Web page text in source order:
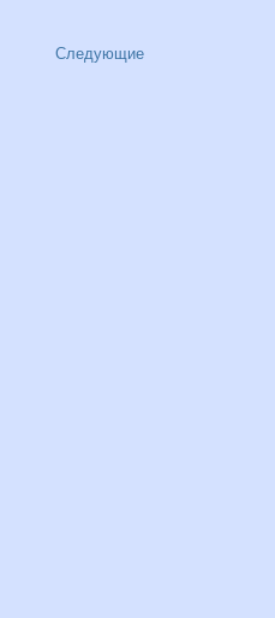
Следующие